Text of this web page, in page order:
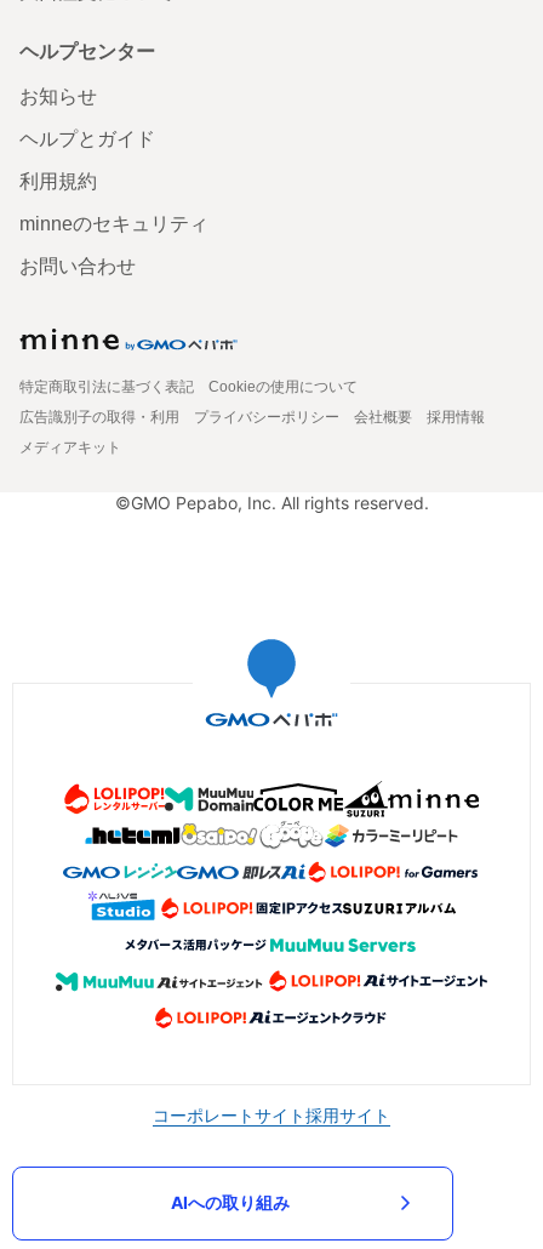
ヘルプセンター
お知らせ
ヘルプとガイド
利用規約
minneのセキュリティ
お問い合わせ
特定商取引法に基づく表記
Cookieの使用について
広告識別子の取得・利用
プライバシーポリシー 会社概要
採用情報
メディアキット
©GMO Pepabo, Inc. All rights reserved.
コーポレートサイト採用サイト
AIへの取り組み